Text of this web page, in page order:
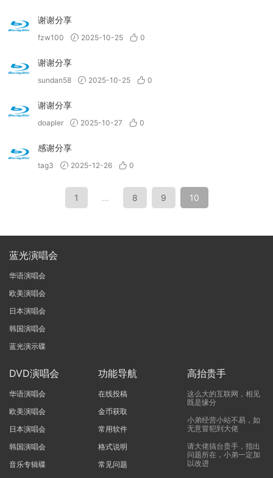
谢谢分享
fzw100 2025-10-25 0
谢谢分享
sundan58 2025-10-25 0
谢谢分享
doapler 2025-10-27 0
感谢分享
tag3 2025-12-26 0
1 … 8 9 10
蓝光演唱会
华语演唱会
欧美演唱会
日本演唱会
韩国演唱会
蓝光演示碟
DVD演唱会
华语演唱会
欧美演唱会
日本演唱会
韩国演唱会
音乐专辑碟
功能导航
在线投稿
金币获取
常用软件
格式说明
常见问题
高抬贵手
这么大的互联网，相见
既是缘分
小弟经营小站不易，如
无意冒犯到大佬
请大佬搞台贵手，指出
问题所在，小弟一定加
以改进